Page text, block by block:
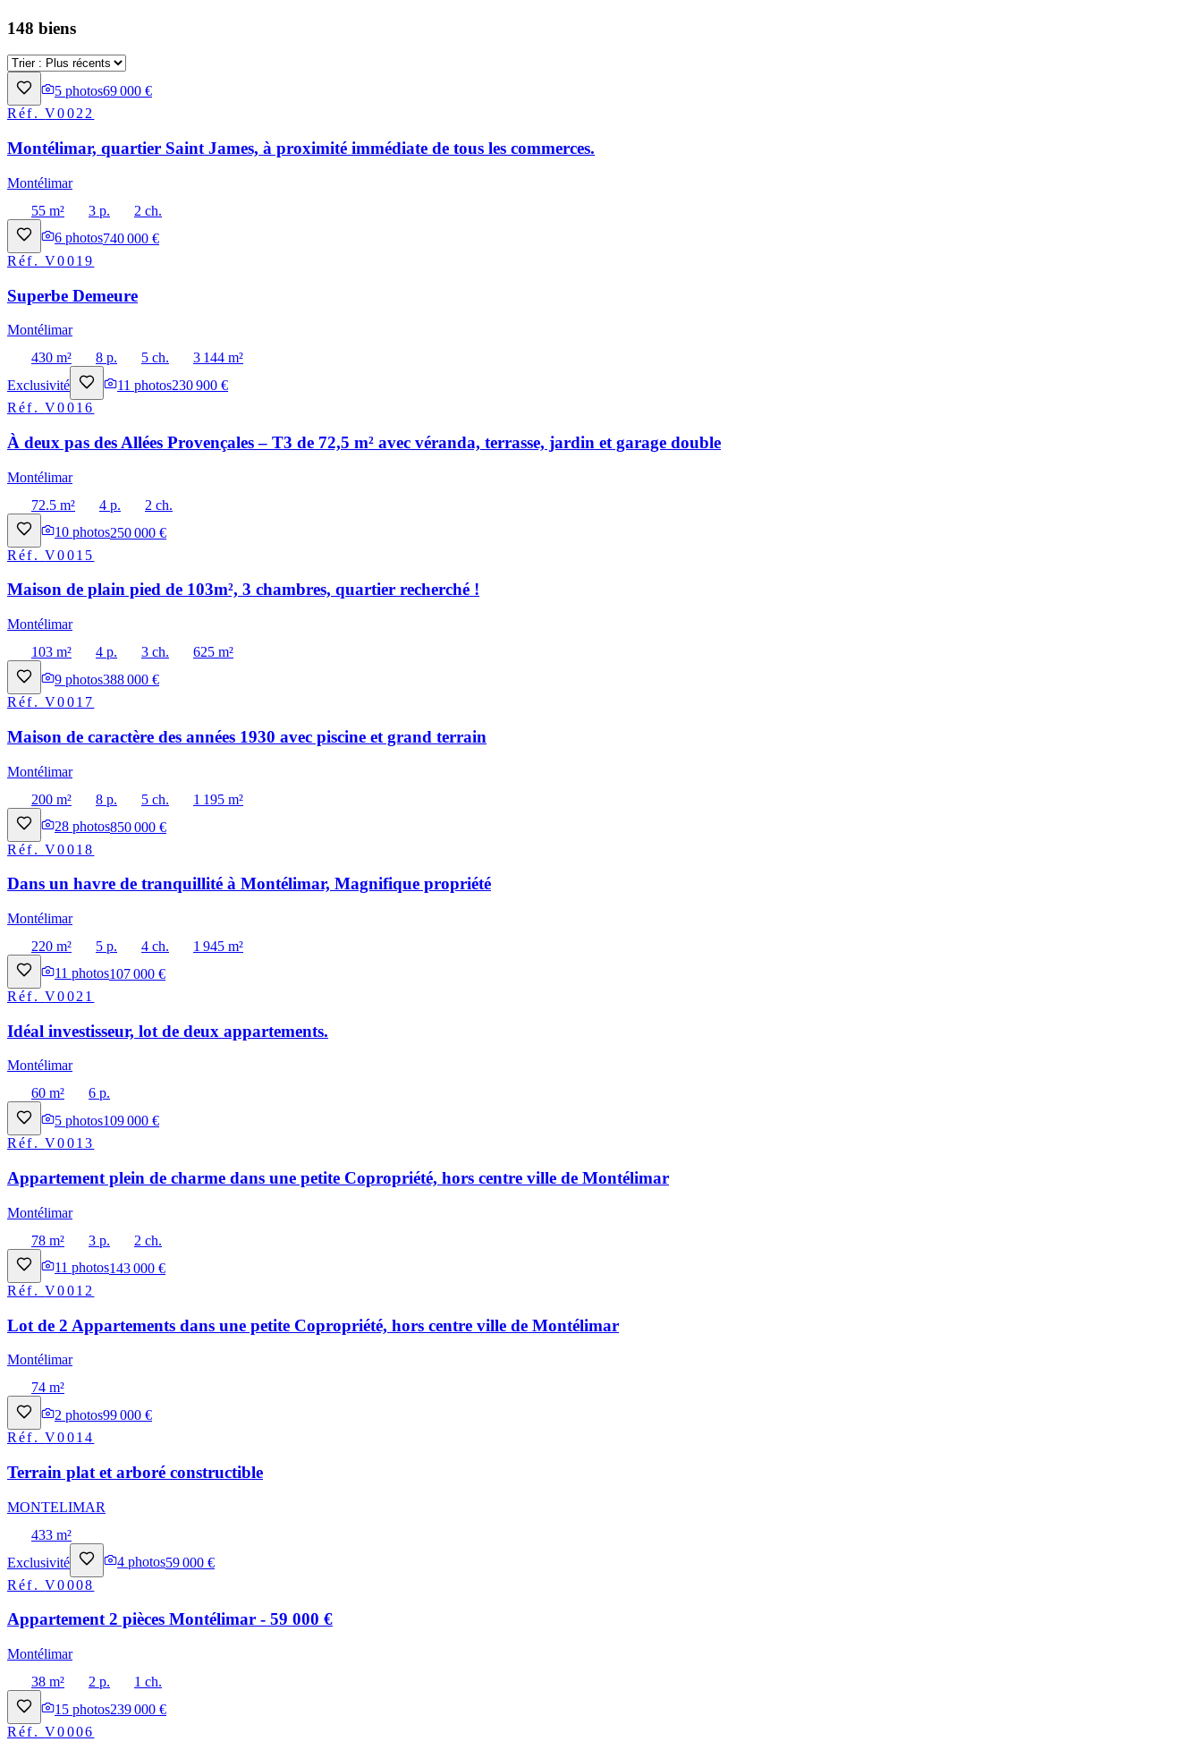
148 biens
5 photos69 000 €
Réf.V0022
Montélimar, quartier Saint James, à proximité immédiate de tous les commerces.
Montélimar
55 m²
3 p.
2 ch.
6 photos740 000 €
Réf.V0019
Superbe Demeure
Montélimar
430 m²
8 p. 5 ch.
3 144 m²
Exclusivité
11 photos230 900 €
Réf.V0016
À deux pas des Allées Provençales – T3 de 72,5 m² avec véranda, terrasse, jardin et garage double
Montélimar
72.5 m²
4 p.
2 ch.
10 photos250 000 €
Réf.V0015
Maison de plain pied de 103m², 3 chambres, quartier recherché !
Montélimar
103 m²
4 p. 3 ch.
625 m²
9 photos388 000 €
Réf.V0017
Maison de caractère des années 1930 avec piscine et grand terrain
Montélimar
200 m²
8 p. 5 ch.
1 195 m²
28 photos850 000 €
Réf.V0018
Dans un havre de tranquillité à Montélimar, Magnifique propriété
Montélimar
220 m²
5 p. 4 ch.
1 945 m²
11 photos107 000 €
Réf.V0021
Idéal investisseur, lot de deux appartements.
Montélimar
60 m²
6 p.
5 photos109 000 €
Réf.V0013
Appartement plein de charme dans une petite Copropriété, hors centre ville de Montélimar
Montélimar
78 m²
3 p.
2 ch.
11 photos143 000 €
Réf.V0012
Lot de 2 Appartements dans une petite Copropriété, hors centre ville de Montélimar
Montélimar
74 m²
2 photos99 000 €
Réf.V0014
Terrain plat et arboré constructible
MONTELIMAR
433 m²
Exclusivité
4 photos59 000 €
Réf.V0008
Appartement 2 pièces Montélimar - 59 000 €
Montélimar
38 m²
2 p.
1 ch.
15 photos239 000 €
Réf.V0006